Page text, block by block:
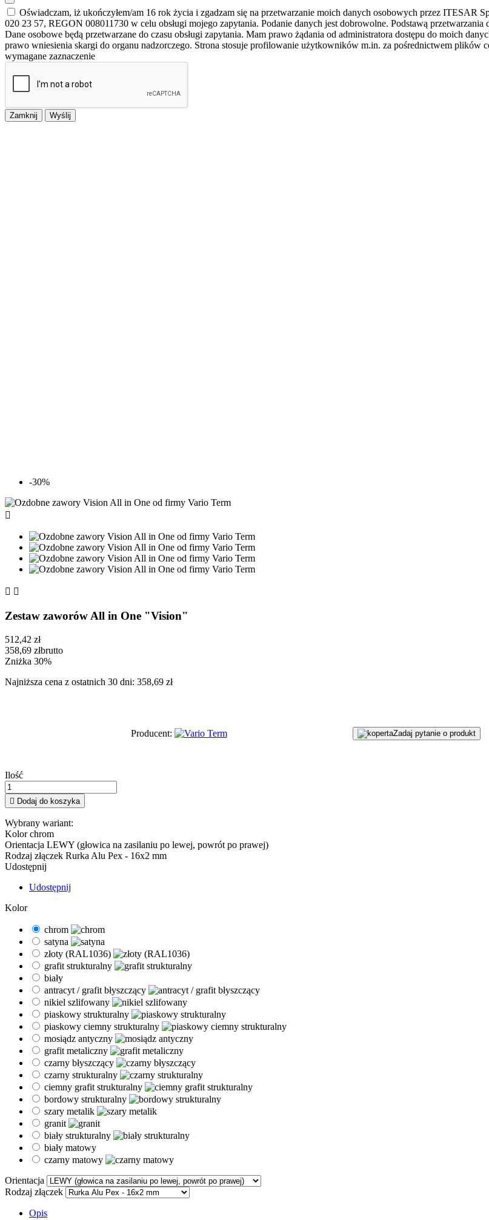
Oświadczam, iż ukończyłem/am 16 rok życia i zgadzam się na przetwarzanie moich danych osobowych przez ITESAR
020 23 57, REGON 008011730 w celu obsługi mojego zapytania. Podanie danych jest dobrowolne. Podstawą
Dane osobowe będą przetwarzane do czasu obsługi zapytania. Mam prawo żądania od administratora dostępu do moich
prawo wniesienia skargi do organu nadzorczego. Strona stosuje profilowanie użytkowników m.in. za pośrednictwem
wymagane zaznaczenie
Zamknij Wyślij
-30%

 
Zestaw zaworów All in One "Vision"
512,42 zł
358,69 złbrutto
Zniżka 30%
Najniższa cena z ostatnich 30 dni: 358,69 zł
Producent: Zadaj pytanie o produkt
Ilość
 Dodaj do koszyka
Wybrany wariant:
Kolor chrom
Orientacja LEWY (głowica na zasilaniu po lewej, powrót po prawej)
Rodzaj złączek Rurka Alu Pex - 16x2 mm
Udostępnij
Udostępnij
Kolor
chrom
satyna
złoty (RAL1036)
grafit strukturalny
biały
antracyt / grafit błyszczący
nikiel szlifowany
piaskowy strukturalny
piaskowy ciemny strukturalny
mosiądz antyczny
grafit metaliczny
czarny błyszczący
czarny strukturalny
ciemny grafit strukturalny
bordowy strukturalny
szary metalik
granit
biały strukturalny
biały matowy
czarny matowy
Orientacja
Rodzaj złączek
Opis